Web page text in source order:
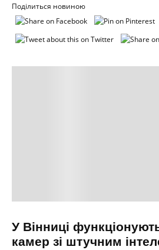
Поділиться новиною
У Вінниці
камер зі штучним